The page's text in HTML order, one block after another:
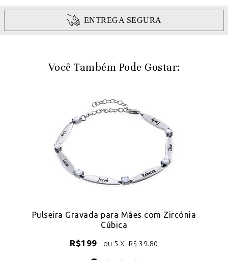
ENTREGA SEGURA
Você Também Pode Gostar:
Pulseira Gravada para Mães com Zircónia
Cúbica
R$199 ou 5 X R$ 39.80